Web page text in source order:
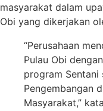
masyarakat dalam
Obi yang dikerjakan
“Perusahaan
Pulau Obi
program Sentani
Pengembangan
Masyarakat,”